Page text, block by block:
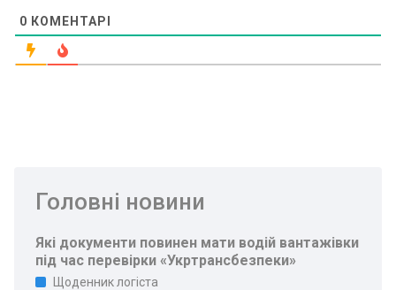
0 КОМЕНТАРІ
Головні новини
Які документи повинен мати водій вантажівки
під час перевірки «Укртрансбезпеки»
Щоденник логіста